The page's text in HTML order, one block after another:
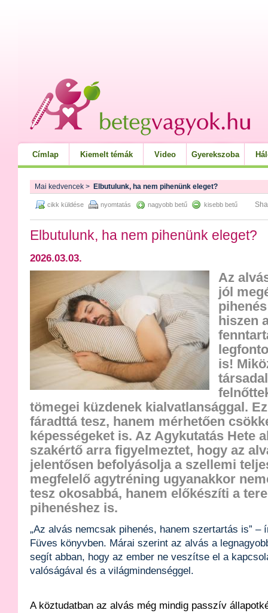
Címlap Kiemelt témák Video Gyerekszoba
Mai kedvencek > Elbutulunk, ha nem pihenünk eleget?
cikk küldése nyomtatás nagyobb betű kisebb betű
Elbutulunk, ha nem pihenünk eleget?
2026.03.03.
Az
jól
hiszen
is!
tömegei küzdenek kialvatlansággal.
fáradttá tesz, hanem mérhetően
képességeket is. Az Agykutatás Hete
szakértő arra figyelmeztet, hogy az
jelentősen befolyásolja a szellemi
megfelelő agytréning ugyanakkor
tesz okosabbá, hanem előkészíti a
pihenéshez is.
„Az alvás nemcsak pihenés, hanem szertartás is” –
Füves könyvben. Márai szerint az alvás a
segít abban, hogy az ember ne veszítse el a
valóságával és a világmindenséggel.
A köztudatban az alvás még mindig passzív